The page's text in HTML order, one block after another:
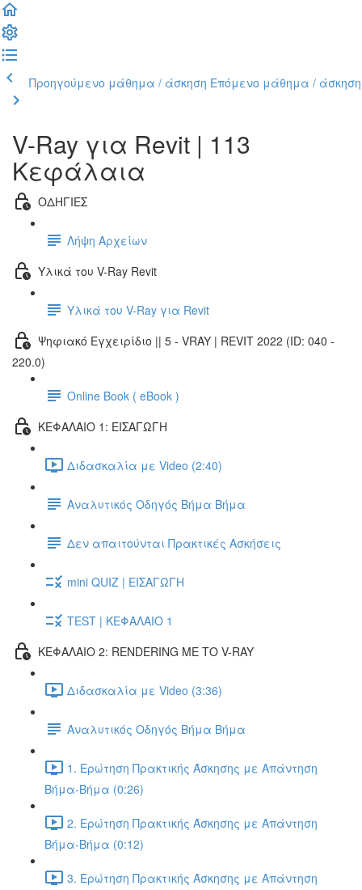
Προηγούμενο μάθημα / άσκηση Επόμενο μάθημα / άσκηση
V-Ray για Revit | 113
Κεφάλαια
ΟΔΗΓΙΕΣ
Λήψη Αρχείων
Υλικά του V-Ray Revit
Υλικά του V-Ray για Revit
Ψηφιακό Εγχειρίδιο || 5 - VRAY | REVIT 2022 (ID: 040 -
220.0)
Online Book ( eBook )
ΚΕΦΑΛΑΙΟ 1: ΕΙΣΑΓΩΓΗ
Διδασκαλία με Video (2:40)
Αναλυτικός Οδηγός Βήμα Βήμα
Δεν απαιτούνται Πρακτικές Ασκήσεις
mini QUIZ | ΕΙΣΑΓΩΓΗ
TEST | ΚΕΦΑΛΑΙΟ 1
ΚΕΦΑΛΑΙΟ 2: RENDERING ΜΕ ΤΟ V-RAY
Διδασκαλία με Video (3:36)
Αναλυτικός Οδηγός Βήμα Βήμα
1. Ερώτηση Πρακτικής Άσκησης με Απάντηση
Βήμα-Βήμα (0:26)
2. Ερώτηση Πρακτικής Άσκησης με Απάντηση
Βήμα-Βήμα (0:12)
3. Ερώτηση Πρακτικής Άσκησης με Απάντηση